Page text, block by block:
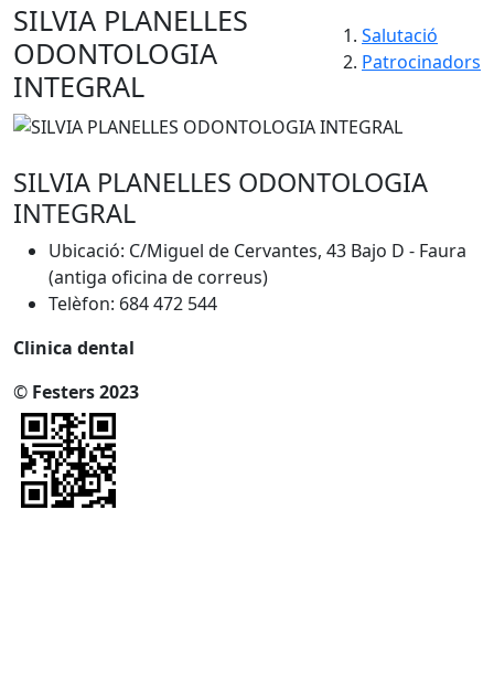
SILVIA PLANELLES
ODONTOLOGIA
INTEGRAL
Salutació
Patrocinadors
SILVIA PLANELLES ODONTOLOGIA
INTEGRAL
Ubicació: C/Miguel de Cervantes, 43 Bajo D - Faura
(antiga oficina de correus)
Telèfon: 684 472 544
Clinica dental
© Festers 2023